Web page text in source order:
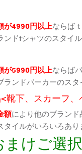
が4990円以上ならば
ンドtシャツのスタイ
が5990円以上ならば
ランドパーカーのス
下、スカーフ、
額により他のブラン
タイルがいろいろあ
けご選